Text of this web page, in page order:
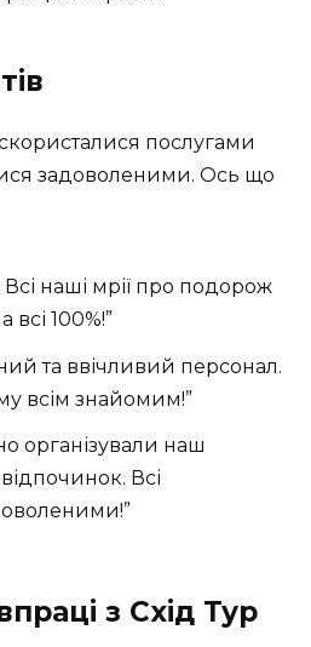
послугами
задоволеними. Ось що
Всі наші мрії про подорож
100%!”
та ввічливий персонал.
всім знайомим!”
організували наш
Всі
з Схід Тур